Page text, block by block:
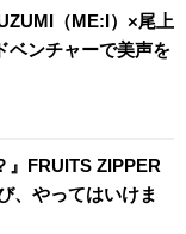
（ME:I）×尾上
ベンチャーで美声を
』FRUITS ZIPPER
、やってはいけま